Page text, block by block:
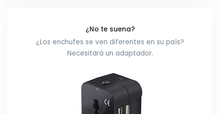
¿No te suena?
¿Los enchufes se ven diferentes en su país?
Necesitará un adaptador.